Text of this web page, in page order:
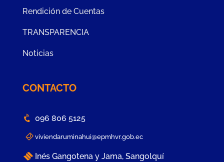
Rendición de Cuentas
TRANSPARENCIA
Noticias
CONTACTO
096 806 5125
viviendaruminahui@epmhvr.gob.ec
Inés Gangotena y Jama, Sangolquí